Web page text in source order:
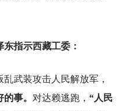
指示西藏工委：
武装攻击人民解放军，
事。 对达赖逃跑， “人民